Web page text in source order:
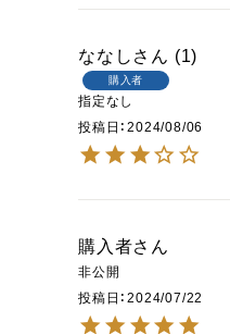
ななし 1
購入者
指定なし
投稿日
2024/08/06
購入者
非公開
投稿日
2024/07/22